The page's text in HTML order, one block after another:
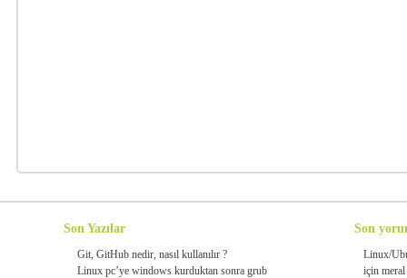
Son Yazılar
Git, GitHub nedir, nasıl kullanılır ?
Linux pc’ye windows kurduktan sonra grub
Son
Linux/
için meral